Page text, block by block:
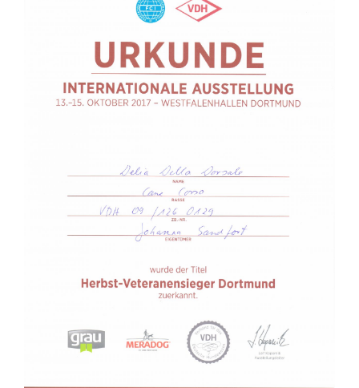
Dezember 2023
November 2023
September 2023
August 2023
April 2023
März 2023
Dezember 2022
Oktober 2022
Juli 2022
Mai 2022
April 2022